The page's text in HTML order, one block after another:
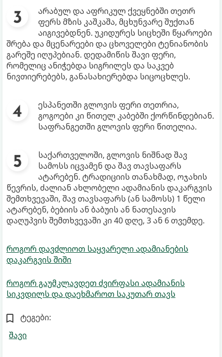
არაბულ და აფრიკულ ქვეყნებში თეთრ
ფერს მზის კაშკაშა, მცხუნვარე შუქთან
აიგივებდნენ. უკიდურეს სიცხეში წყაროები
შრება და მცენარეები და ცხოველები ტენიანობის
გარეშე იღუპებიან. დედამიწის შავი ფერი,
რომელიც ანიჭებდა სიგრილეს და საკვებ
ნივთიერებებს, განასახიერებდა სიცოცხლეს.
ესპანეთში გლოვის ფერი თეთრია,
გოგოები კი წითელ კაბებში ქორწინდებიან.
საფრანგეთში გლოვის ფერი წითელია.
საქართველოში, გლოვის ნიშნად შავ
სამოსს იცვამენ და შავ თავსაფარს
ატარებენ. ტრადიციის თანახმად, ოჯახის
წევრის, ძალიან ახლობელი ადამიანის დაკარგვის
შემთხვევაში, შავ თავსაფარს (ან სამოსს) 1 წელი
ატარებენ, ბებიის ან ბაბუის ან ნათესავის
დაღუპვის შემთხვევაში კი 40 დღე, 3 ან 6 თვემდე.
როგორ დავძლიოთ საყვარელი ადამიანების
დაკარგვის შიში
როგორ გაუმკლავდეთ ძვირფასი ადამიანის
სიკვდილს და დაეხმაროთ საკუთარ თავს
ტეგები:
შავი